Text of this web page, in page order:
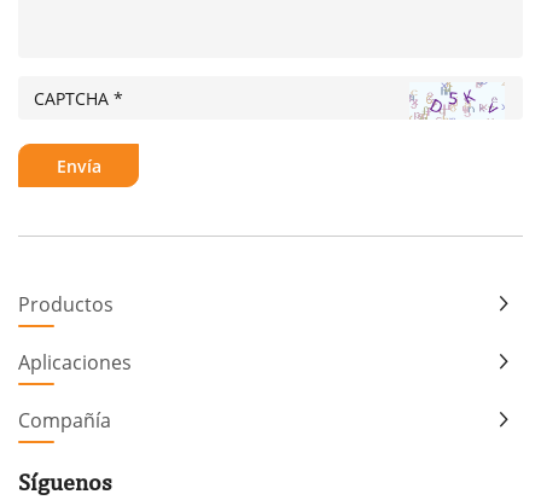
Síguenos
Productos
Aplicaciones
Compañía